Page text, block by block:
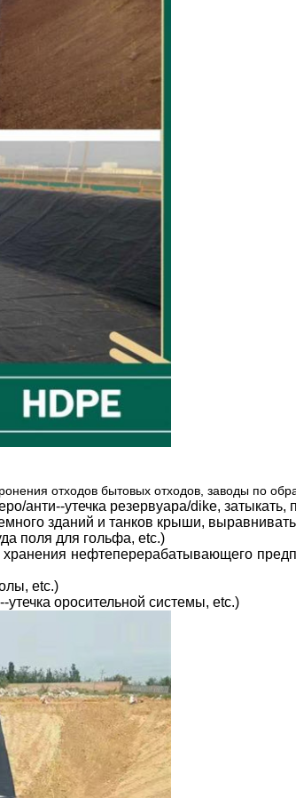
отходов бытовых отходов, заводы по
анти--утечка резервуара/dike, затыкать,
зданий и танков крыши,
поля для гольфа, etc.)
хранения нефтеперерабатывающего
etc.)
оросительной системы, etc.)